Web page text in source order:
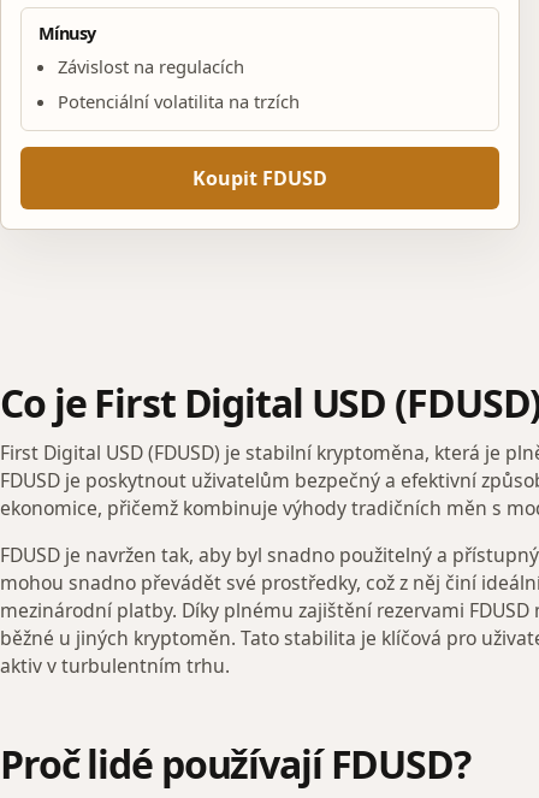
Mínusy
Závislost na regulacích
Potenciální volatilita na trzích
Koupit FDUSD
Co je First Digital USD
First Digital USD (FDUSD) je stabilní kryptoměna, která je
FDUSD je poskytnout uživatelům bezpečný a efektivní
ekonomice, přičemž kombinuje výhody tradičních měn s
FDUSD je navržen tak, aby byl snadno použitelný a
mohou snadno převádět své prostředky, což z něj činí
mezinárodní platby. Díky plnému zajištění rezervami
běžné u jiných kryptoměn. Tato stabilita je klíčová pro
aktiv v turbulentním trhu.
Proč lidé používají FDUSD?